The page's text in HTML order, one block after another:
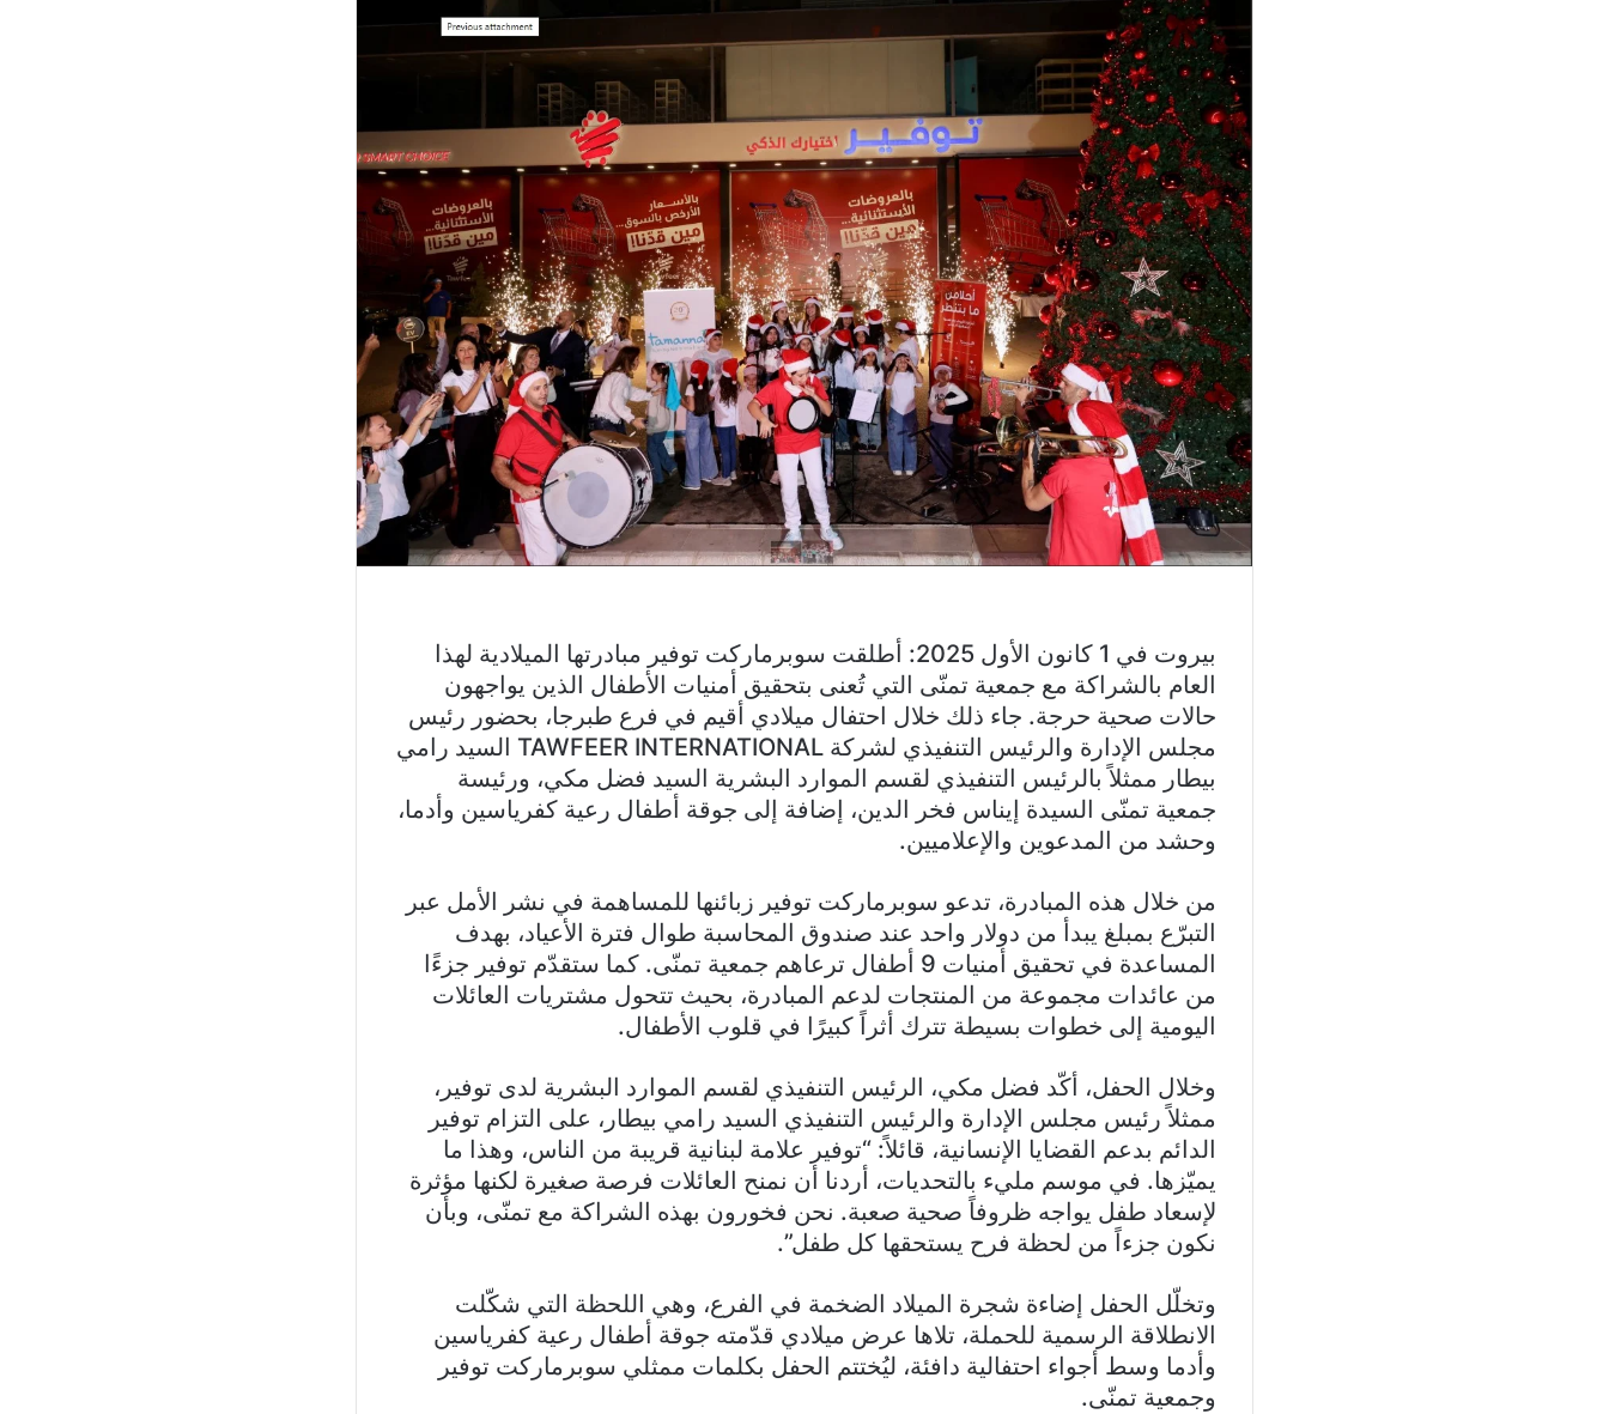
بيروت في 1 كانون الأول 2025: أطلقت سوبرماركت توفير مبادرتها الميلادية لهذا
العام بالشراكة مع جمعية تمنّى التي تُعنى بتحقيق أمنيات الأطفال الذين يواجهون
حالات صحية حرجة. جاء ذلك خلال احتفال ميلادي أقيم في فرع طبرجا، بحضور رئيس
مجلس الإدارة والرئيس التنفيذي لشركة TAWFEER INTERNATIONAL السيد رامي
بيطار ممثلاً بالرئيس التنفيذي لقسم الموارد البشرية السيد فضل مكي، ورئيسة
جمعية تمنّى السيدة إيناس فخر الدين، إضافة إلى جوقة أطفال رعية كفرياسين وأدما،
وحشد من المدعوين والإعلاميين.
من خلال هذه المبادرة، تدعو سوبرماركت توفير زبائنها للمساهمة في نشر الأمل عبر
التبرّع بمبلغ يبدأ من دولار واحد عند صندوق المحاسبة طوال فترة الأعياد، بهدف
المساعدة في تحقيق أمنيات 9 أطفال ترعاهم جمعية تمنّى. كما ستقدّم توفير جزءًا
من عائدات مجموعة من المنتجات لدعم المبادرة، بحيث تتحول مشتريات العائلات
اليومية إلى خطوات بسيطة تترك أثراً كبيرًا في قلوب الأطفال.
وخلال الحفل، أكّد فضل مكي، الرئيس التنفيذي لقسم الموارد البشرية لدى توفير،
ممثلاً رئيس مجلس الإدارة والرئيس التنفيذي السيد رامي بيطار، على التزام توفير
الدائم بدعم القضايا الإنسانية، قائلاً: “توفير علامة لبنانية قريبة من الناس، وهذا ما
يميّزها. في موسم مليء بالتحديات، أردنا أن نمنح العائلات فرصة صغيرة لكنها مؤثرة
لإسعاد طفل يواجه ظروفاً صحية صعبة. نحن فخورون بهذه الشراكة مع تمنّى، وبأن
نكون جزءاً من لحظة فرح يستحقها كل طفل”.
وتخلّل الحفل إضاءة شجرة الميلاد الضخمة في الفرع، وهي اللحظة التي شكّلت
الانطلاقة الرسمية للحملة، تلاها عرض ميلادي قدّمته جوقة أطفال رعية كفرياسين
وأدما وسط أجواء احتفالية دافئة، ليُختتم الحفل بكلمات ممثلي سوبرماركت توفير
وجمعية تمنّى.